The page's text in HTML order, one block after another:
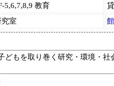
5,6,7,8,9 教育
究室
どもを取り巻く研究・環境・社